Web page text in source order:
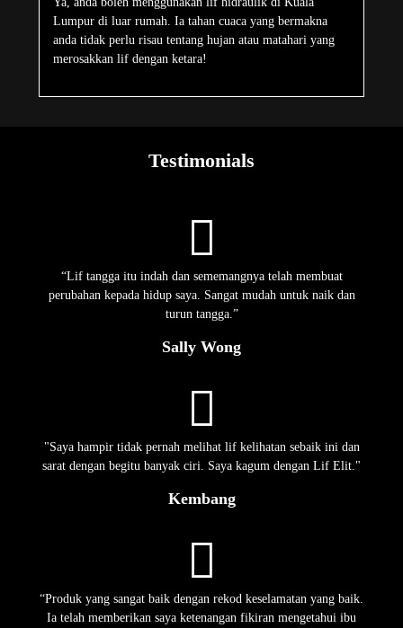
Lumpur di luar rumah. Ia tahan cuaca yang bermakna
anda tidak perlu risau tentang hujan atau matahari yang
merosakkan lif dengan ketara!
Testimonials
“Lif tangga itu indah dan sememangnya telah membuat
perubahan kepada hidup saya. Sangat mudah untuk naik dan
turun tangga.”
Sally Wong
"Saya hampir tidak pernah melihat lif kelihatan sebaik ini dan
sarat dengan begitu banyak ciri. Saya kagum dengan Lif Elit."
Kembang
“Produk yang sangat baik dengan rekod keselamatan yang baik.
Ia telah memberikan saya ketenangan fikiran mengetahui ibu